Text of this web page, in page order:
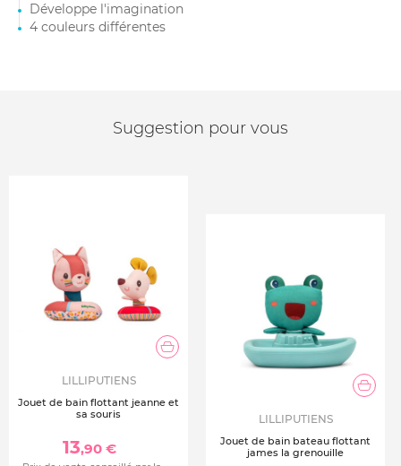
Développe l'imagination
4 couleurs différentes
Suggestion pour vous
LILLIPUTIENS
Jouet de bain flottant jeanne et
sa souris
13,90 €
LILLIPUTIENS
Jouet de bain bateau flottant
james la grenouille